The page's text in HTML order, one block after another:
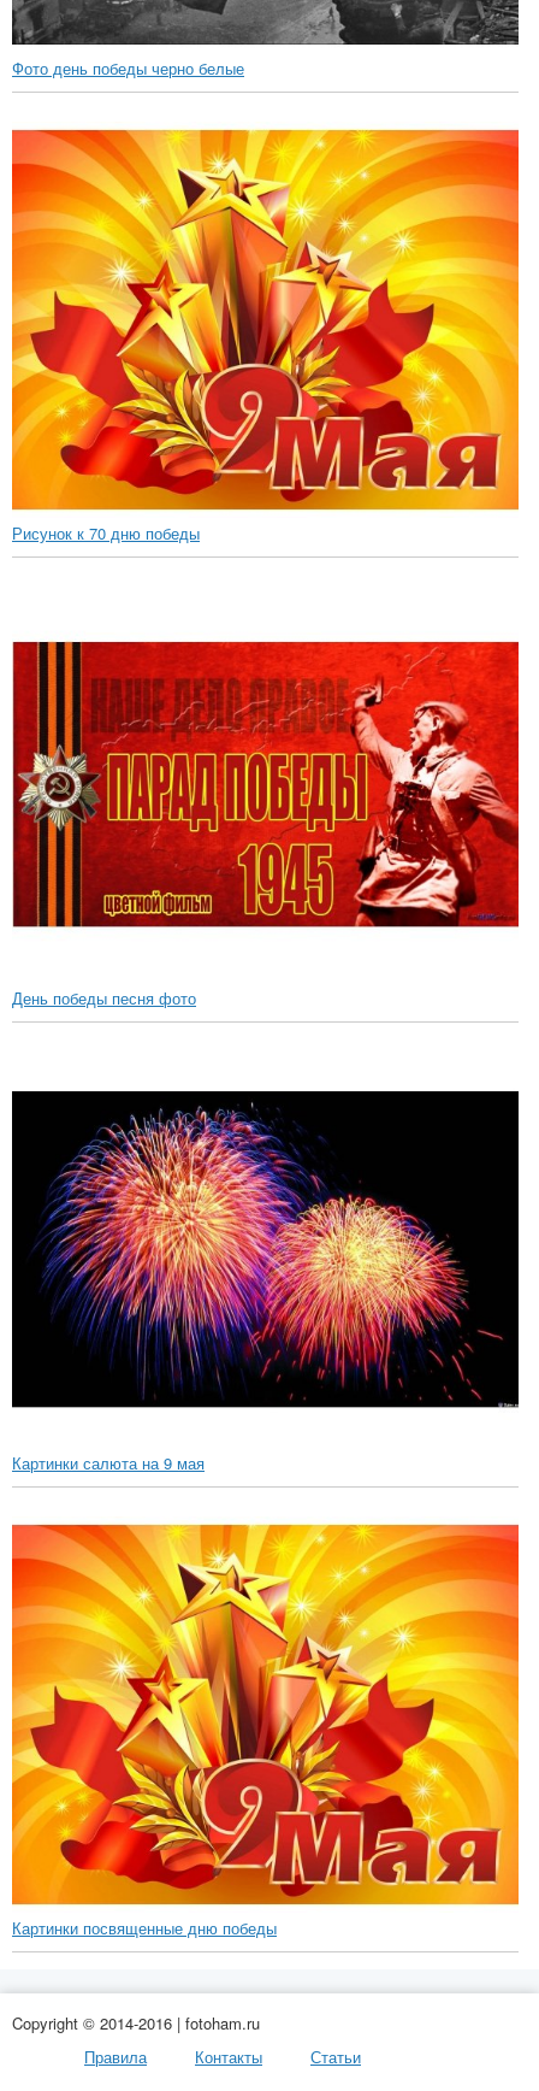
Фото день победы черно белые
Рисунок к 70 дню победы
День победы песня фото
Картинки салюта на 9 мая
Картинки посвященные дню победы
Copyright © 2014-2016 | fotoham.ru
Правила
Контакты Статьи